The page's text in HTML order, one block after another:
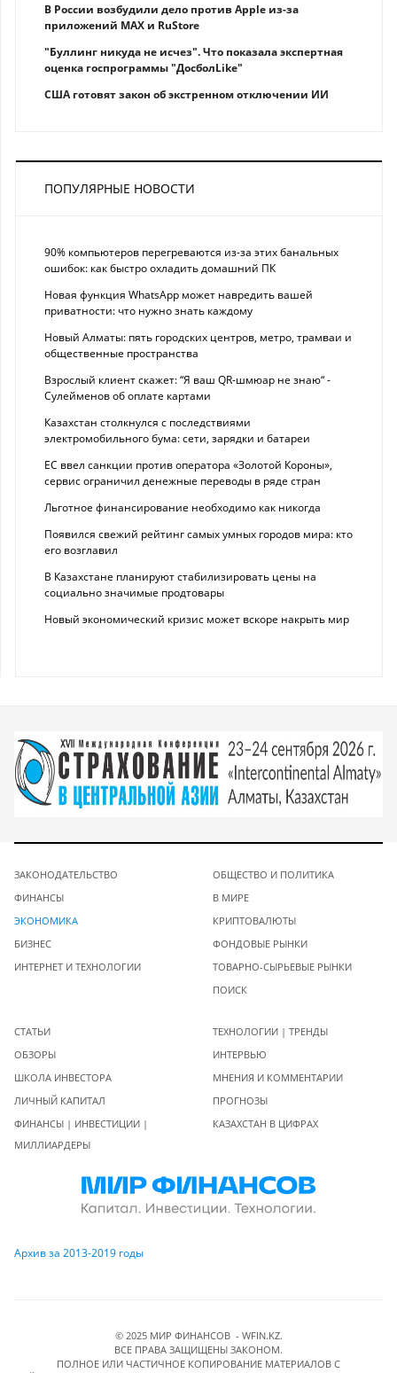
В России возбудили дело против Apple из-за
приложений MAX и RuStore
"Буллинг никуда не исчез". Что показала экспертная
оценка госпрограммы "ДосболLike"
США готовят закон об экстренном отключении ИИ
ПОПУЛЯРНЫЕ НОВОСТИ
90% компьютеров перегреваются из-за этих банальных
ошибок: как быстро охладить домашний ПК
Новая функция WhatsApp может навредить вашей
приватности: что нужно знать каждому
Новый Алматы: пять городских центров, метро, трамваи и
общественные пространства
Взрослый клиент скажет: “Я ваш QR-шмюар не знаю“ -
Сулейменов об оплате картами
Казахстан столкнулся с последствиями
электромобильного бума: сети, зарядки и батареи
ЕС ввел санкции против оператора «Золотой Короны»,
сервис ограничил денежные переводы в ряде стран
Льготное финансирование необходимо как никогда
Появился свежий рейтинг самых умных городов мира: кто
его возглавил
В Казахстане планируют стабилизировать цены на
социально значимые продтовары
Новый экономический кризис может вскоре накрыть мир
ЗАКОНОДАТЕЛЬСТВО
ФИНАНСЫ
ЭКОНОМИКА
БИЗНЕС
ИНТЕРНЕТ И ТЕХНОЛОГИИ
ОБЩЕСТВО И ПОЛИТИКА
В МИРЕ
КРИПТОВАЛЮТЫ
ФОНДОВЫЕ РЫНКИ
ТОВАРНО-СЫРЬЕВЫЕ РЫНКИ
ПОИСК
СТАТЬИ
ОБЗОРЫ
ШКОЛА ИНВЕСТОРА
ЛИЧНЫЙ КАПИТАЛ
ФИНАНСЫ | ИНВЕСТИЦИИ |
МИЛЛИАРДЕРЫ
ТЕХНОЛОГИИ | ТРЕНДЫ
ИНТЕРВЬЮ
МНЕНИЯ И КОММЕНТАРИИ
ПРОГНОЗЫ
КАЗАХСТАН В ЦИФРАХ
Архив за 2013-2019 годы
© 2025 МИР ФИНАНСОВ - WFIN.KZ.
ВСЕ ПРАВА ЗАЩИЩЕНЫ ЗАКОНОМ.
ПОЛНОЕ ИЛИ ЧАСТИЧНОЕ КОПИРОВАНИЕ МАТЕРИАЛОВ C